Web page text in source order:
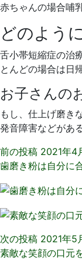
赤ちゃんの場合哺
どのよう
舌小帯短縮症の治
とんどの場合は日
お子さんの
もし、仕上げ磨き
発音障害などがあ
前の投稿 2021年4
歯磨き粉は自分に
次の投稿 2021年5
素敵な笑顔の口元